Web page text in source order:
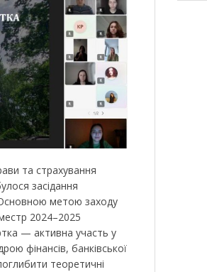
та страхування
засідання
Основною метою заходу
2024–2025
— активна участь у
фінансів, банківської
теоретичні